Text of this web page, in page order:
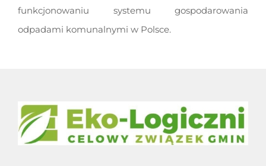
funkcjonowaniu systemu gospodarowania
odpadami komunalnymi w Polsce.